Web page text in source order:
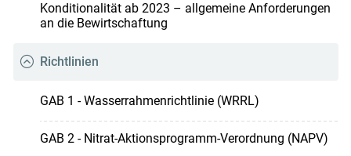
Konditionalität ab 2023 – allgemeine Anforderungen
an die Bewirtschaftung
Richtlinien
GAB 1 - Wasserrahmenrichtlinie (WRRL)
GAB 2 - Nitrat-Aktionsprogramm-Verordnung (NAPV)